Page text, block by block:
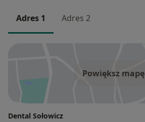
Adres 1 Adres 2
Powiększ mapę
Dental Sołowicz